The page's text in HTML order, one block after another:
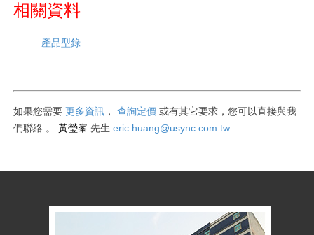
相關資料
產品型錄
如果您需要 更多資訊 ， 查詢定價 或有其它要求 ，您可以直接與我
們聯絡 。 黃瑩峯 先生 eric.huang@usync.com.tw